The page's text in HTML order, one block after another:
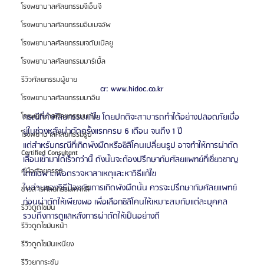
โรงพยาบาลศัลยกรรมจีเอ็นจี
โรงพยาบาลศัลยกรรมอิมเมจอัพ
โรงพยาบาลศัลยกรรมเจดับเบิลยู
โรงพยาบาลศัลยกรรมมาร์เบิ้ล
รีวิวศัลยกรรมผู้ชาย
โรงพยาบาลศัลยกรรมมาอิน
โรงพยาบาลศัลยกรรมนานะ
โรงพยาบาลศัลยกรรมรูบี
Certified Consultant
คู่มือศัลยกรรม
ข่าวสารศัลยกรรมเกาหลี
รีวิวดูดไขมัน
รีวิวดูดไขมันหน้า
รีวิวดูดไขมันเหนียง
รีวิวยกกระชับ
cr: www.hidoc.co.kr
กรณีที่ทำศัลยกรรมแก้ไข โดยปกติจะสามารถทำได้อย่างปลอดภัยเมื่อ
ยู่ในช่วงหลังผ่าตัดครั้งแรกครบ 6 เดือน จนถึง 1 ปี
แต่สำหรับกรณีที่เกิดพังผืดหรือซิลิโคนเปลี่ยนรูป อาจทำให้การผ่าตัด
เลื่อนเข้ามาได้เร็วกว่านี้ ดังนั้นจะต้องปรึกษากับศัลยแพทย์ที่เชี่ยวชาญ
โดยเฉพาะเพื่อตรวจหาสาเหตุและหาวิธีแก้ไข
ในส่วนของวิธีป้องกันการเกิดพังผืดนั้น ควรจะปรึกษากับศัลยแพทย์
ก่อนผ่าตัดให้เพียงพอ เพื่อเลือกซิลิโคนให้เหมาะสมกับแต่ละบุคคล
รวมถึงการดูแลหลังการผ่าตัดให้เป็นอย่างดี